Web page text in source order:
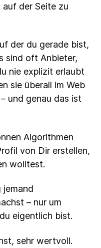
auf der Seite zu
der du gerade bist,
sind oft Anbieter,
nie explizit erlaubt
sie überall im Web
und genau das ist
Algorithmen
von Dir erstellen,
wolltest.
jemand
– nur um
eigentlich bist.
sehr wertvoll.